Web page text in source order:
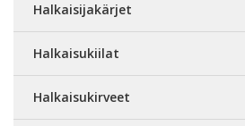
Halkaisijakärjet
Halkaisukiilat
Halkaisukirveet